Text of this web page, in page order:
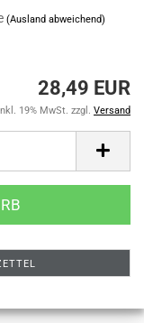
(Ausland abweichend)
28,49 EUR
19% MwSt. zzgl. Versand